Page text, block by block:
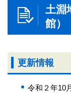
土淵
館）
更新情報
令和２年10